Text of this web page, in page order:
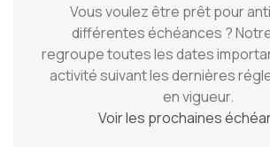
Vous voulez être prêt pour
différentes échéances ?
regroupe toutes les dates
activité suivant les dernières
en vigueur.
Voir les prochaines